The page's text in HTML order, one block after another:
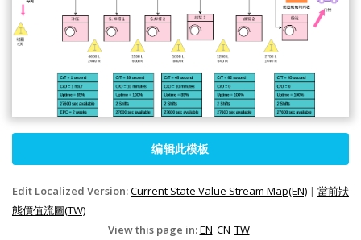
编辑此模板
Edit Localized Version:Current State Value Stream Map(EN) | 當前狀
態價值流圖(TW)
View this page in:EN CN TW